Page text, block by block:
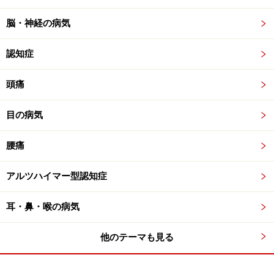
脳・神経の病気
認知症
頭痛
目の病気
腰痛
アルツハイマー型認知症
耳・鼻・喉の病気
他のテーマも見る